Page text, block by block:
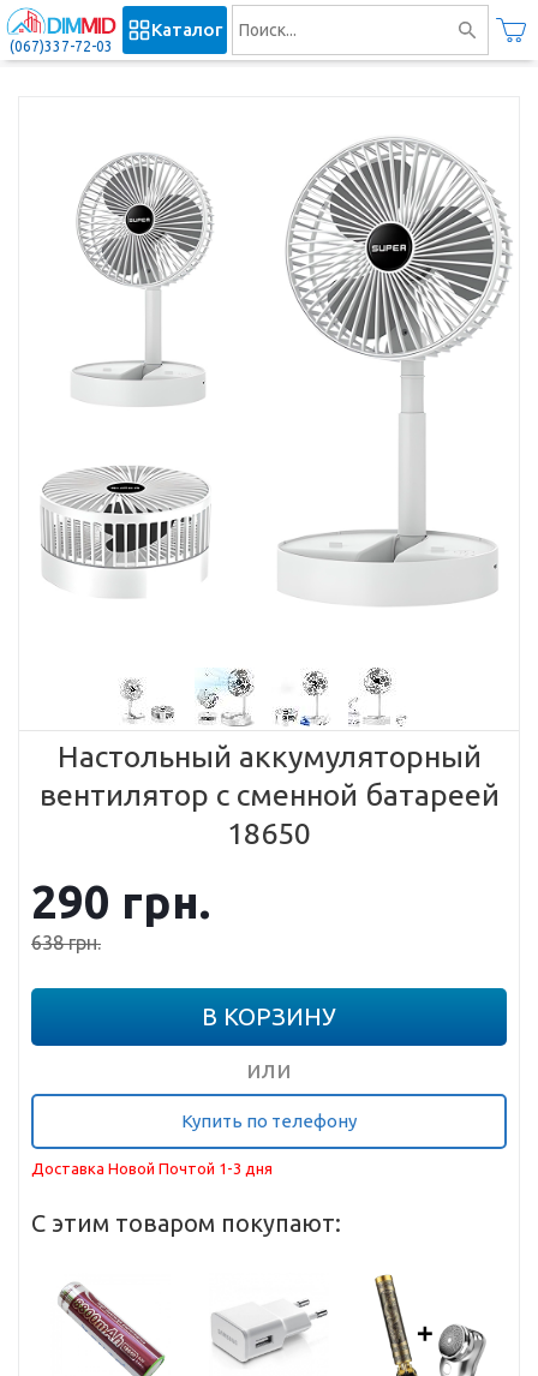
(067)337-72-03
Каталог
Настольный аккумуляторный
вентилятор с сменной батареей
18650
290 грн.
638грн.
В КОРЗИНУ
или
Купить по телефону
Доставка Новой Почтой 1-3 дня
С этим товаром покупают: